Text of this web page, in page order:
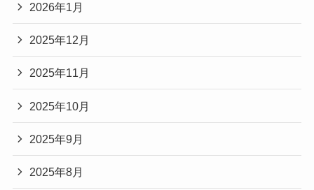
2026年1月
2025年12月
2025年11月
2025年10月
2025年9月
2025年8月